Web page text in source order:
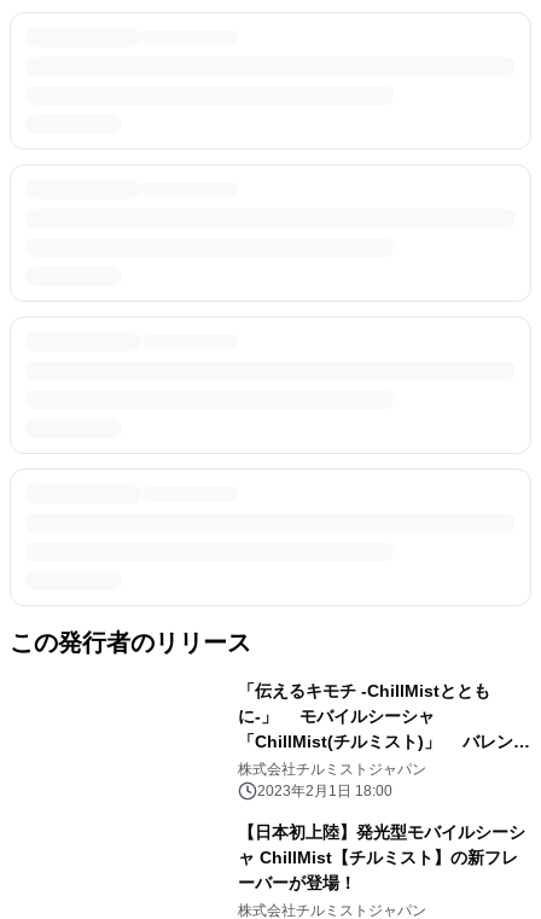
この発行者のリリース
「伝えるキモチ -ChillMistととも
に-」 モバイルシーシャ
「ChillMist(チルミスト)」 バレンタ
インプレゼントキャンペーンを実施
株式会社チルミストジャパン
2023年2月1日 18:00
【日本初上陸】発光型モバイルシーシ
ャ ChillMist【チルミスト】の新フレ
ーバーが登場！
株式会社チルミストジャパン